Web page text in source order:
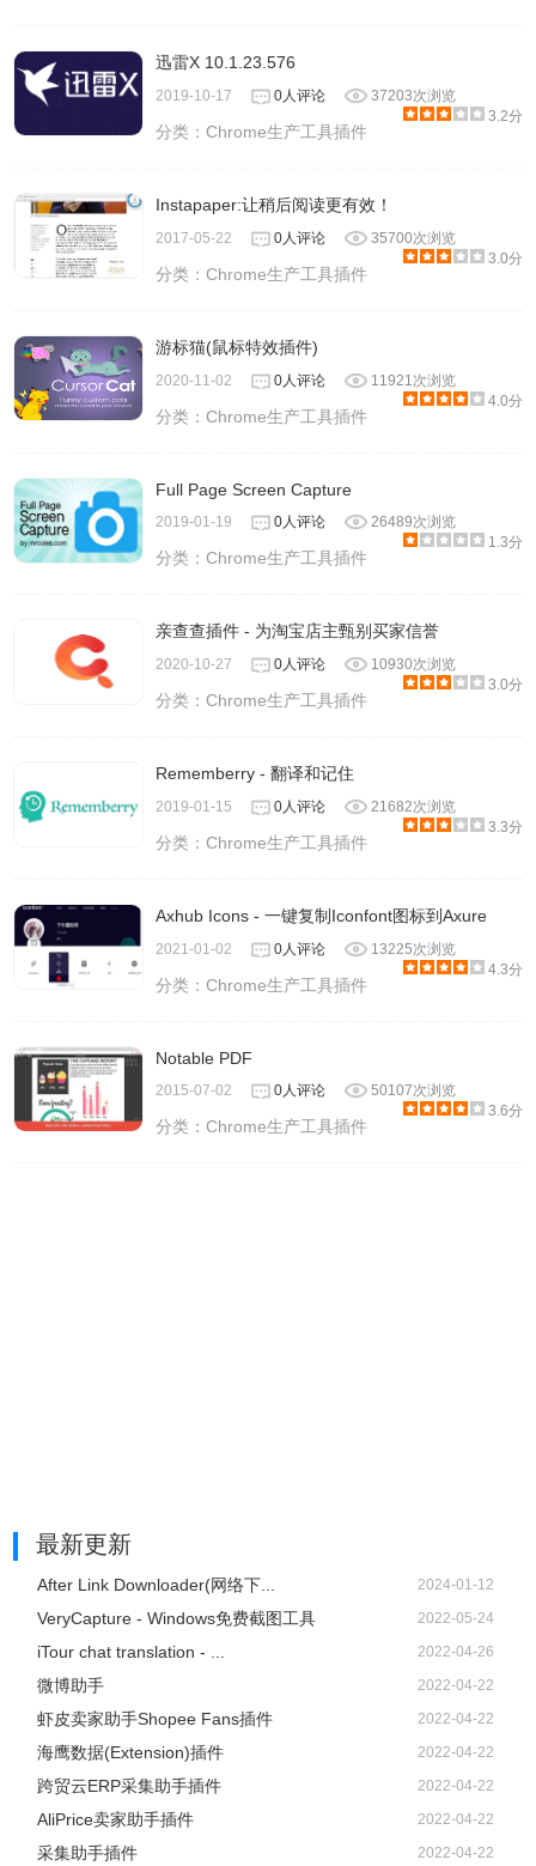
迅雷X 10.1.23.576
2019-10-17 0人评论
37203次浏览
3.2分
分类：Chrome生产工具插件
Instapaper:让稍后阅读更有效！
2017-05-22 0人评论
35700次浏览
3.0分
分类：Chrome生产工具插件
游标猫(鼠标特效插件)
2020-11-02 0人评论
11921次浏览
4.0分
分类：Chrome生产工具插件
Full Page Screen Capture
2019-01-19 0人评论
26489次浏览
1.3分
分类：Chrome生产工具插件
亲查查插件 - 为淘宝店主甄别买家信誉
2020-10-27 0人评论
10930次浏览
3.0分
分类：Chrome生产工具插件
Rememberry - 翻译和记住
2019-01-15 0人评论
21682次浏览
3.3分
分类：Chrome生产工具插件
Axhub Icons - 一键复制Iconfont图标到Axure
2021-01-02 0人评论
13225次浏览
4.3分
分类：Chrome生产工具插件
Notable PDF
2015-07-02 0人评论
50107次浏览
3.6分
分类：Chrome生产工具插件
最新更新
After Link Downloader(网络下... 2024-01-12
VeryCapture - Windows免费截图工具 2022-05-24
iTour chat translation - ... 2022-04-26
微博助手 2022-04-22
虾皮卖家助手Shopee Fans插件 2022-04-22
海鹰数据(Extension)插件 2022-04-22
跨贸云ERP采集助手插件 2022-04-22
AliPrice卖家助手插件 2022-04-22
采集助手插件 2022-04-22